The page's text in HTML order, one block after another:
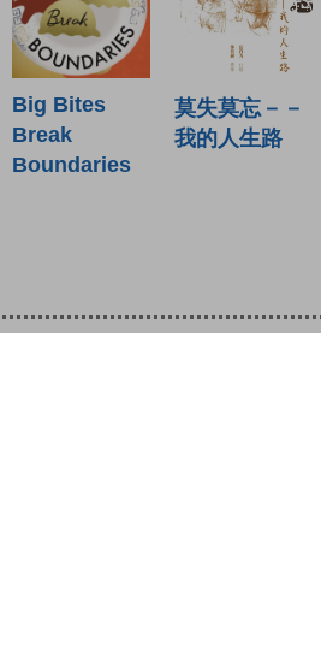
Big Bites
Break
Boundaries
莫失莫忘－－
我的人生路